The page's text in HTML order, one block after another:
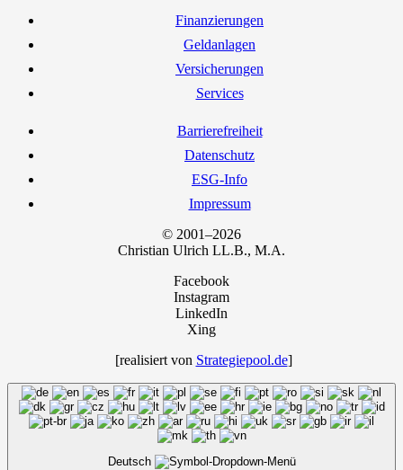
Finan­zie­run­gen
Geld­an­la­gen
Ver­si­che­run­gen
Ser­vices
Bar­rie­re­frei­heit
Daten­schutz
ESG-Info
Impres­sum
© 2001–2026
Chris­ti­an Ulrich LL.B., M.A.
Facebook
Instagram
LinkedIn
Xing
[rea­li­siert von Strategiepool.de]
Deutsch